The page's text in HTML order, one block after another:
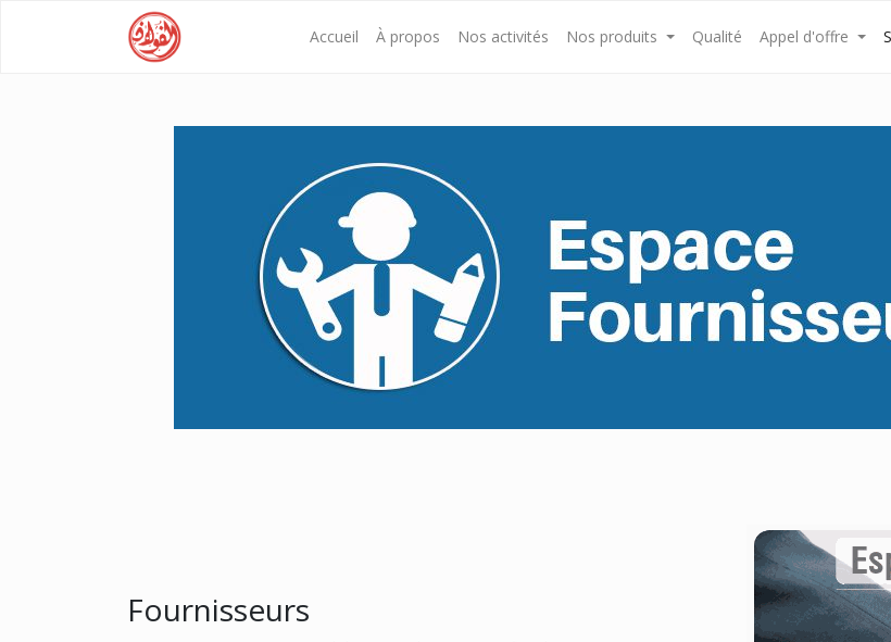
Accueil À propos Nos activités Nos produits Qualité Appel d'offre
Fournisseurs